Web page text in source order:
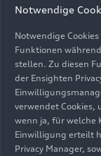
Ducati
Bild-Nr:
Notwendige
Notwendige
Funktionen
stellen. Zu diesen
der Ensighten
verwendet Cookies,
wenn ja, für welche
Einwilligung erteilt
Privacy Manager,